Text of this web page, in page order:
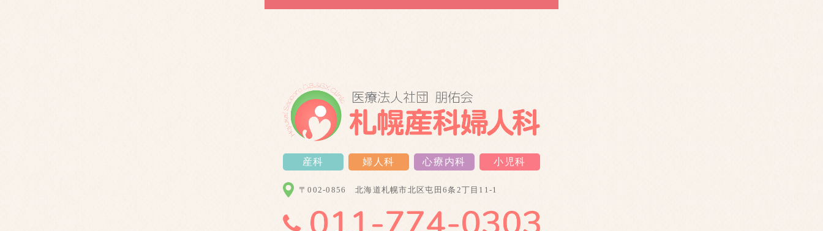
産科 婦人科 心療内科 小児科
〒002-0856 北海道札幌市北区屯田6条2丁目11-1